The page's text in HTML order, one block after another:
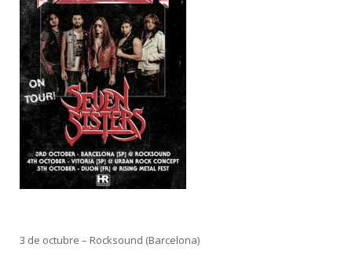
3 de octubre – Rocksound (Barcelona)